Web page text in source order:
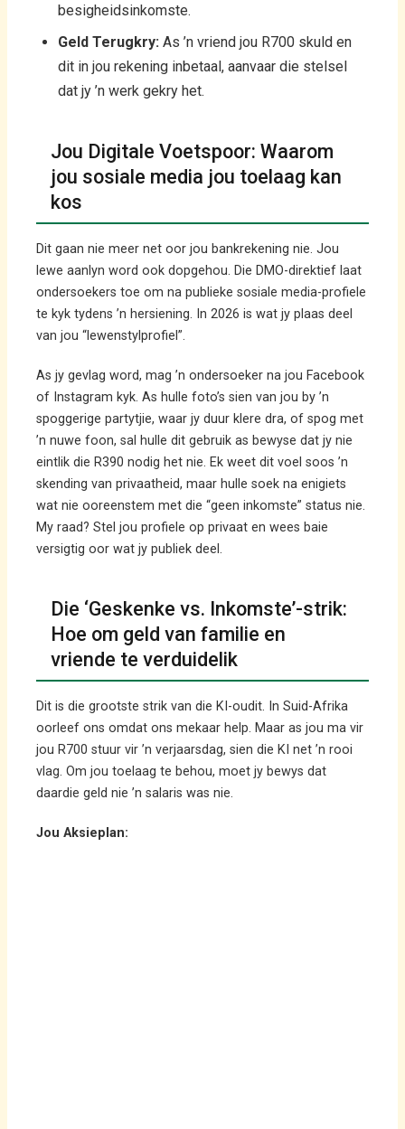
besigheidsinkomste.
Geld Terugkry: As ’n vriend jou R700 skuld en
dit in jou rekening inbetaal, aanvaar die stelsel
dat jy ’n werk gekry het.
Jou Digitale Voetspoor: Waarom
jou sosiale media jou toelaag kan
kos
Dit gaan nie meer net oor jou bankrekening nie. Jou
lewe aanlyn word ook dopgehou. Die DMO-direktief laat
ondersoekers toe om na publieke sosiale media-profiele
te kyk tydens ’n hersiening. In 2026 is wat jy plaas deel
van jou “lewenstylprofiel”.
As jy gevlag word, mag ’n ondersoeker na jou Facebook
of Instagram kyk. As hulle foto’s sien van jou by ’n
spoggerige partytjie, waar jy duur klere dra, of spog met
’n nuwe foon, sal hulle dit gebruik as bewyse dat jy nie
eintlik die R390 nodig het nie. Ek weet dit voel soos ’n
skending van privaatheid, maar hulle soek na enigiets
wat nie ooreenstem met die “geen inkomste” status nie.
My raad? Stel jou profiele op privaat en wees baie
versigtig oor wat jy publiek deel.
Die ‘Geskenke vs. Inkomste’-strik:
Hoe om geld van familie en
vriende te verduidelik
Dit is die grootste strik van die KI-oudit. In Suid-Afrika
oorleef ons omdat ons mekaar help. Maar as jou ma vir
jou R700 stuur vir ’n verjaarsdag, sien die KI net ’n rooi
vlag. Om jou toelaag te behou, moet jy bewys dat
daardie geld nie ’n salaris was nie.
Jou Aksieplan: